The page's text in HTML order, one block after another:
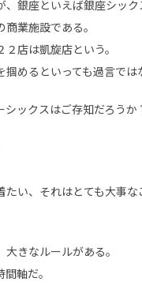
銀座といえば銀座シック
業施設である。
店は凱旋店という。
めるといっても過言では
ックスはご存知だろうか
い、それはとても大事
きなルールがある。
軸だ。